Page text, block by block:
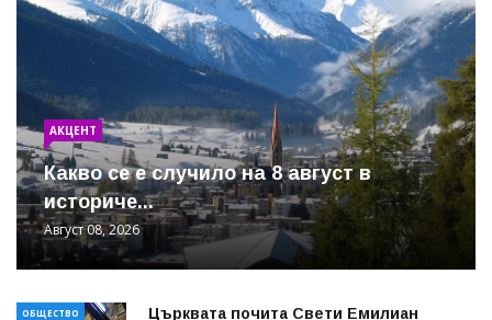
АКЦЕНТ
Какво се е случило на 8 август в
историче...
Август 08, 2026
ОБЩЕСТВО
Църквата почита Свeти Емилиан